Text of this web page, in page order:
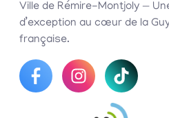
Ville de Rémire-Montjoly —
d’exception au cœur de la
française.